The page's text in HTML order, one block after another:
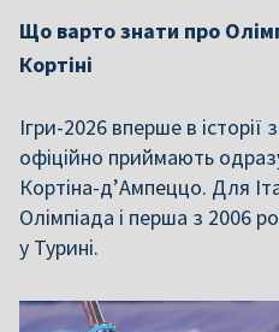
Що варто знати про
Кортіні
Ігри-2026 вперше в історії
офіційно приймають
Кортіна-д’Ампеццо. Для
Олімпіада і перша з 2006
у Турині.